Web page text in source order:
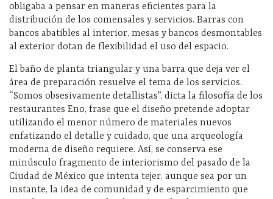
obligaba a pensar en maneras eficientes para la
distribución de los comensales y servicios. Barras con
bancos abatibles al interior, mesas y bancos desmontables
al exterior dotan de flexibilidad el uso del espacio.
El baño de planta triangular y una barra que deja ver el
área de preparación resuelve el tema de los servicios.
“Somos obsesivamente detallistas”, dicta la filosofía de los
restaurantes Eno, frase que el diseño pretende adoptar
utilizando el menor número de materiales nuevos
enfatizando el detalle y cuidado, que una arqueología
moderna de diseño requiere. Así, se conserva ese
minúsculo fragmento de interiorismo del pasado de la
Ciudad de México que intenta tejer, aunque sea por un
instante, la idea de comunidad y de esparcimiento que